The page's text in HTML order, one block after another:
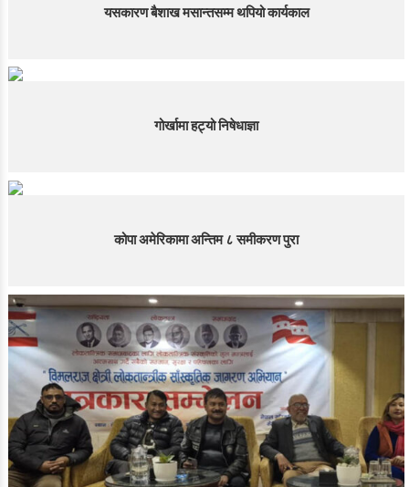
यसकारण बैशाख मसान्तसम्म थपियो कार्यकाल
गोर्खामा हट्यो निषेधाज्ञा
कोपा अमेरिकामा अन्तिम ८ समीकरण पुरा